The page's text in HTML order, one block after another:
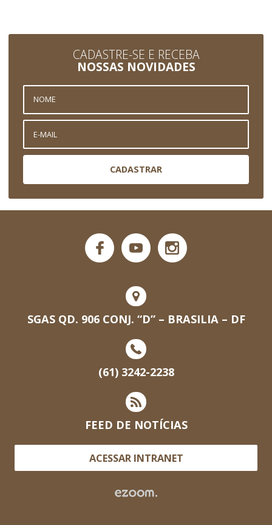
CADASTRE-SE E RECEBA
NOSSAS NOVIDADES
CADASTRAR
SGAS QD. 906 CONJ. “D” – BRASILIA – DF
(61) 3242-2238
FEED DE NOTÍCIAS
ACESSAR INTRANET